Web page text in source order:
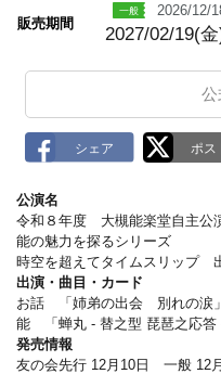
販売期間
2026/12/
2027/02/19(
公
公演名
令和８年度 大槻能楽堂自主公
能の魅力を探るシリーズ
時空を超えてタイムスリップ
出演・曲目・カード
お話 「姉弟の出会 別れの涙
能 「蝉丸 - 替之型 琵琶之応
発売情報
友の会先行 12月10日 一般 12